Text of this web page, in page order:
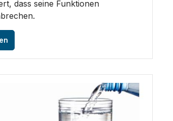
dass seine Funktionen